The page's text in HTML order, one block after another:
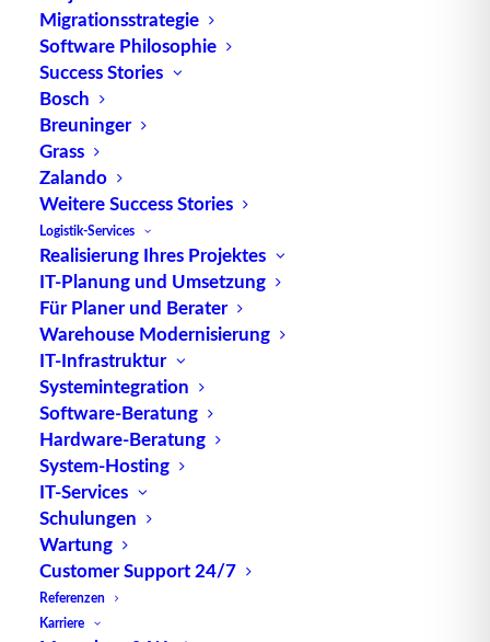
Migrationsstrategie
Software Philosophie
Success Stories
Bosch
Breuninger
Grass
Zalando
Weitere Success Stories
Logistik-Services
Realisierung Ihres Projektes
IT-Planung und Umsetzung
Für Planer und Berater
Warehouse Modernisierung
IT-Infrastruktur
Systemintegration
Software-Beratung
Hardware-Beratung
System-Hosting
IT-Services
Schulungen
Wartung
Customer Support 24/7
Referenzen
Karriere
Software Highlights in
Lagerverwaltungssystemen
LOGISTISCHER LEITSTAND
Alles im Blick
Ob Leitstand oder mobiles Handheld, unser
TUP.WLD versetzt Sie immer in die Lage mit